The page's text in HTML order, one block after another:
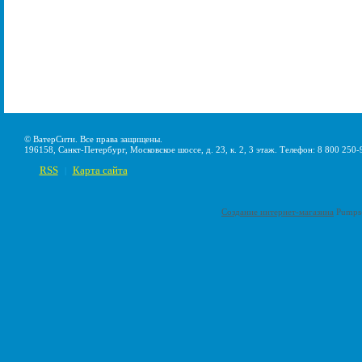
© ВатерСити. Все права защищены.
196158, Санкт-Петербург, Московское шоссе, д. 23, к. 2, 3 этаж. Телефон: 8 800
RSS Карта сайта
Создание интернет-магазина